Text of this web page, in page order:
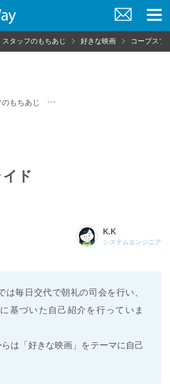
問
い
ニ
ュ
タッフのもちあじ 好きな映画 コープスブ
もちあじ
ド
K.K
システムエンジニア
は毎日交代で朝礼の司会を行い、
基づいた自己紹介を行っていま
は「好きな映画」をテーマに自己